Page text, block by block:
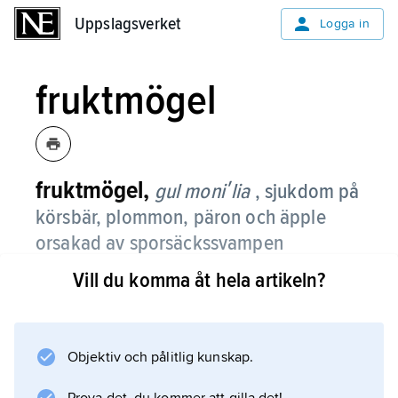
Uppslagsverket Logga in
fruktmögel
fruktmögel, gul moniʹlia , sjukdom på
körsbär, plommon, päron och äpple
orsakad av sporsäckssvampen
Moniliʹnia fructiʹgena med det
imperfekta stadietMoniʹlia fructiʹgena
bruna rötfläckar med gulvita mögelvårtor
Vill du komma åt hela artikeln?
Objektiv och pålitlig kunskap.